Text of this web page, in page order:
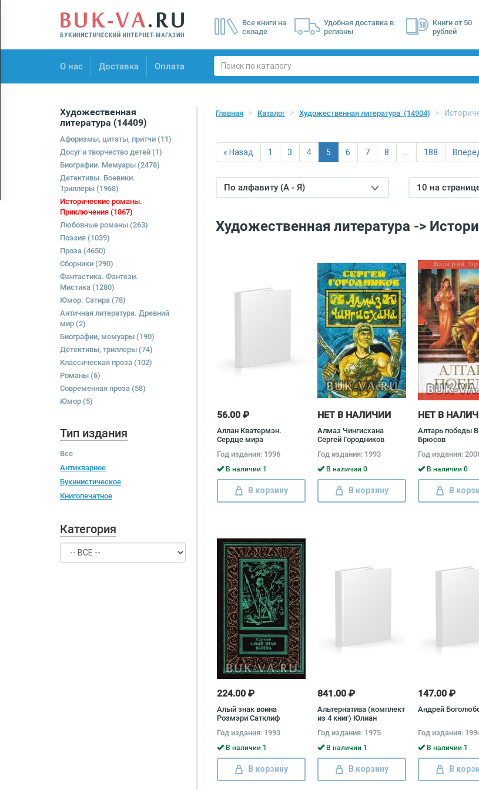
Все книги на
складе
Удобная доставка в
регионы
Книги от 50
рублей
О нас Доставка Оплата
О нас
Художественная
литература (14409)
Афоризмы, цитаты, притчи (11)
Досуг и творчество детей (1)
Биографии. Мемуары (2478)
Детективы. Боевики.
Триллеры (1968)
Исторические романы.
Приключения (1867)
Любовные романы (263)
Поэзия (1039)
Проза (4650)
Сборники (290)
Фантастика. Фэнтези.
Мистика (1280)
Юмор. Сатира (78)
Античная литература. Древний
мир (2)
Биографии, мемуары (190)
Детективы, триллеры (74)
Классическая проза (102)
Романы (6)
Современная проза (58)
Юмор (5)
Тип издания
Все
Антикварное
Букинистическое
Книгопечатное
Категория
Главная Каталог Художественная литература (14904)
« Назад 1 3 4 5 6 7 8 188
По алфавиту (А - Я) 10 на
Художественная литература ->
56.00 ₽
Аллан Кватермэн.
Сердце мира
Год издания: 1996
В наличии 1
В корзину
НЕТ В НАЛИЧИИ
Алмаз Чингисхана
Сергей Городников
Год издания: 1993
В наличии 0
В корзину
НЕТ В
Алтарь победы
Брюсов
Год издания:
В наличии 0
В
224.00 ₽
Алый знак воина
Розмэри Сатклиф
Год издания: 1993
В наличии 1
В корзину
841.00 ₽
Альтернатива (комплект
из 4 книг) Юлиан
Год издания: 1975
В наличии 1
В корзину
147.00 ₽
Андрей
Год издания:
В наличии 1
В